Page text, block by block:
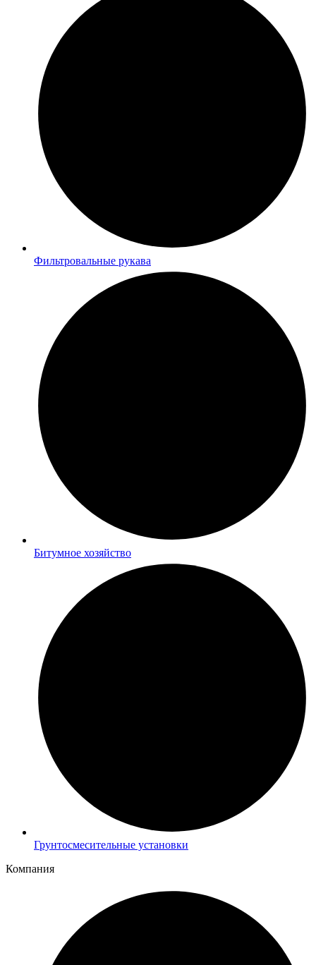
Фильтровальные рукава
Битумное хозяйство
Грунтосмесительные установки
Компания